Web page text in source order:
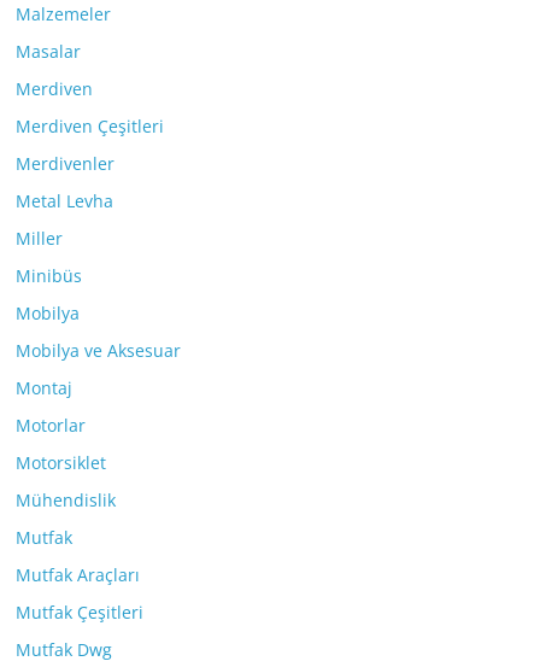
Malzemeler
Masalar
Merdiven
Merdiven Çeşitleri
Merdivenler
Metal Levha
Miller
Minibüs
Mobilya
Mobilya ve Aksesuar
Montaj
Motorlar
Motorsiklet
Mühendislik
Mutfak
Mutfak Araçları
Mutfak Çeşitleri
Mutfak Dwg